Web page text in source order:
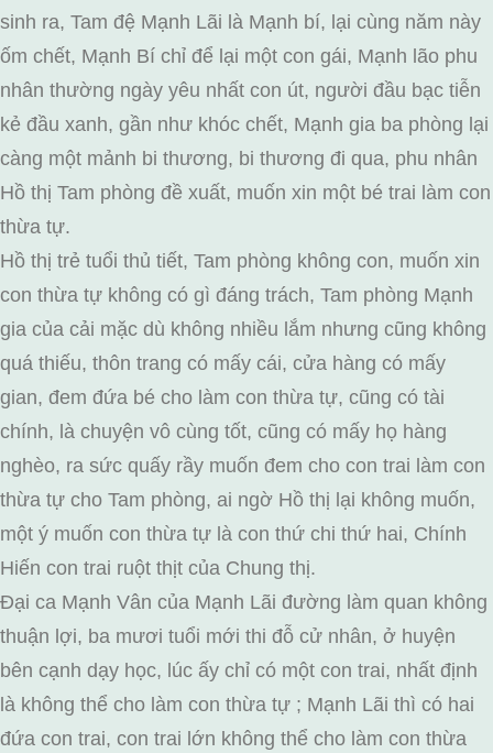
sinh ra, Tam đệ Mạnh Lãi là Mạnh bí, lại cùng năm này
ốm chết, Mạnh Bí chỉ để lại một con gái, Mạnh lão phu
nhân thường ngày yêu nhất con út, người đầu bạc tiễn
kẻ đầu xanh, gần như khóc chết, Mạnh gia ba phòng lại
càng một mảnh bi thương, bi thương đi qua, phu nhân
Hồ thị Tam phòng đề xuất, muốn xin một bé trai làm con
thừa tự.
Hồ thị trẻ tuổi thủ tiết, Tam phòng không con, muốn xin
con thừa tự không có gì đáng trách, Tam phòng Mạnh
gia của cải mặc dù không nhiều lắm nhưng cũng không
quá thiếu, thôn trang có mấy cái, cửa hàng có mấy
gian, đem đứa bé cho làm con thừa tự, cũng có tài
chính, là chuyện vô cùng tốt, cũng có mấy họ hàng
nghèo, ra sức quấy rầy muốn đem cho con trai làm con
thừa tự cho Tam phòng, ai ngờ Hồ thị lại không muốn,
một ý muốn con thừa tự là con thứ chi thứ hai, Chính
Hiến con trai ruột thịt của Chung thị.
Đại ca Mạnh Vân của Mạnh Lãi đường làm quan không
thuận lợi, ba mươi tuổi mới thi đỗ cử nhân, ở huyện
bên cạnh dạy học, lúc ấy chỉ có một con trai, nhất định
là không thể cho làm con thừa tự ; Mạnh Lãi thì có hai
đứa con trai, con trai lớn không thể cho làm con thừa